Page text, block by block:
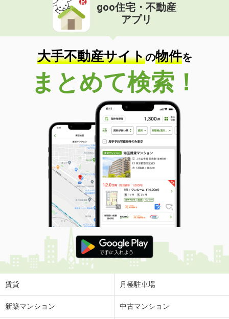
価 格
13.20万円
住 所
福岡県福岡市中央区大名２丁目
専有面積 42.8m²
間取り
1LDK
福岡県久留米市津福本町
価 格
5.75万円
福岡県久留米市津福本町
45.39m²
間取り
1LDK
福岡県福岡市南区玉川町
価 格
8.20万円
住 所
福岡県福岡市南区玉川町
専有面積 33.88m²
間取り
1LDK
福岡県福岡市中央区大手門２丁目
価 格
7.20万円
住 所
福岡県福岡市中央区大手門２丁目
専有面積
ワンルーム
福岡県福岡市早良区小田部２丁目
goo住宅・不動産
アプリ
大手不動産サイトの物件を
まとめて検索！
賃貸 月極駐車場
新築マンション 中古マンション